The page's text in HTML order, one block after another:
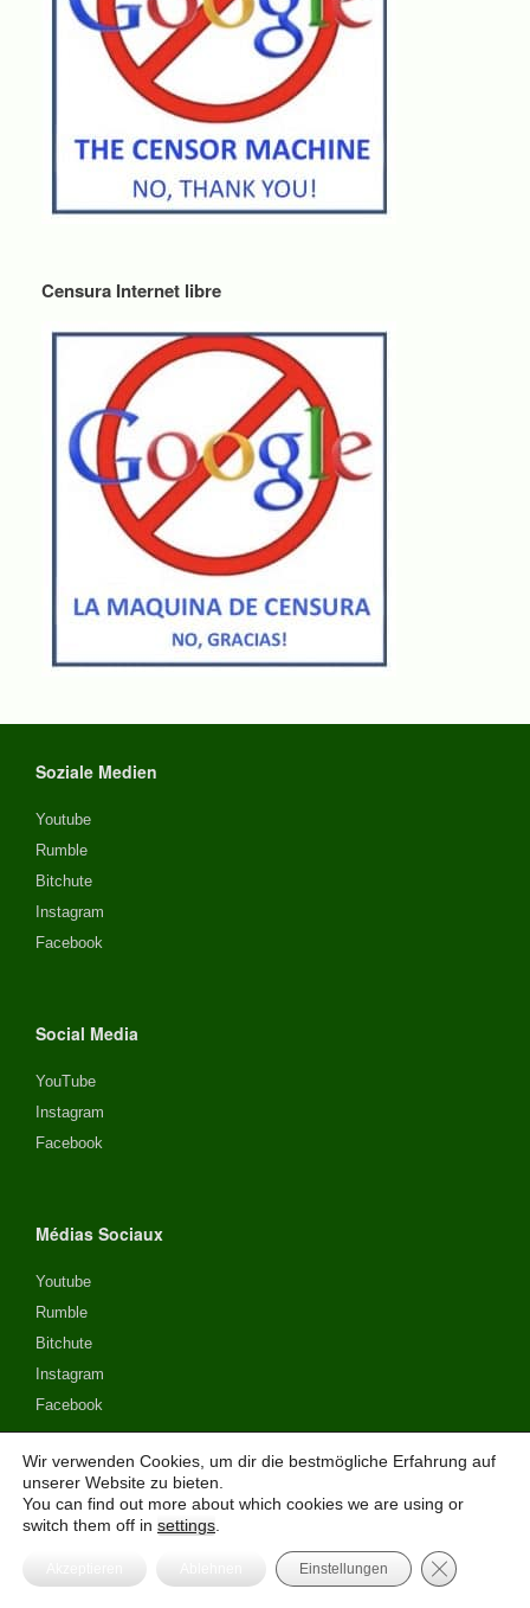
Censura Internet libre
Soziale Medien
Youtube
Rumble
Bitchute
Instagram
Facebook
Social Media
YouTube
Instagram
Facebook
Médias Sociaux
Youtube
Rumble
Bitchute
Instagram
Facebook
Social Media
Instagram
Wir verwenden Cookies, um dir die bestmögliche Erfahrung auf
unserer Website zu bieten.
You can find out more about which cookies we are using or
switch them off in settings
Einstellungen GDPR